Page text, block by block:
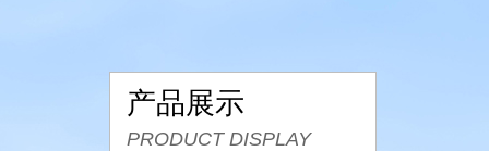
产品展示
PRODUCT DISPLAY